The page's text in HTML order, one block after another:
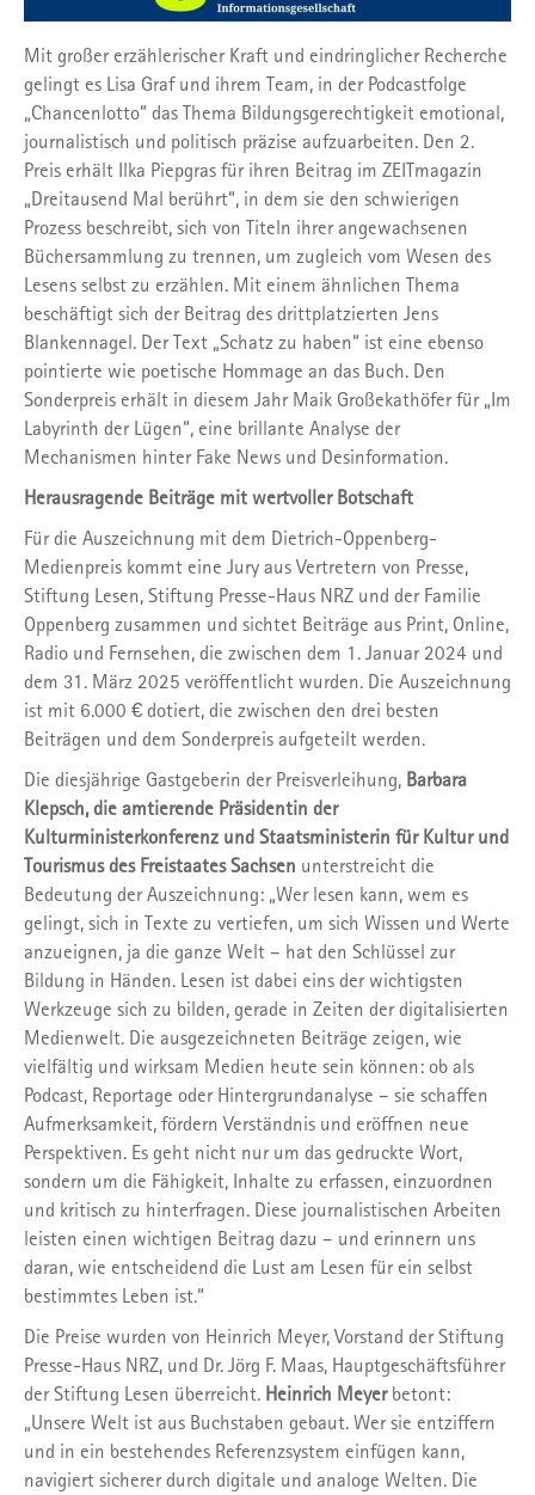
Mit großer erzählerischer Kraft und eindringlicher Recherche
gelingt es Lisa Graf und ihrem Team, in der Podcastfolge
„Chancenlotto“ das Thema Bildungsgerechtigkeit emotional,
journalistisch und politisch präzise aufzuarbeiten. Den 2.
Preis erhält Ilka Piepgras für ihren Beitrag im ZEITmagazin
„Dreitausend Mal berührt“, in dem sie den schwierigen
Prozess beschreibt, sich von Titeln ihrer angewachsenen
Büchersammlung zu trennen, um zugleich vom Wesen des
Lesens selbst zu erzählen. Mit einem ähnlichen Thema
beschäftigt sich der Beitrag des drittplatzierten Jens
Blankennagel. Der Text „Schatz zu haben“ ist eine ebenso
pointierte wie poetische Hommage an das Buch. Den
Sonderpreis erhält in diesem Jahr Maik Großekathöfer für „Im
Labyrinth der Lügen“, eine brillante Analyse der
Mechanismen hinter Fake News und Desinformation.
Herausragende Beiträge mit wertvoller Botschaft
Für die Auszeichnung mit dem Dietrich-Oppenberg-
Medienpreis kommt eine Jury aus Vertretern von Presse,
Stiftung Lesen, Stiftung Presse-Haus NRZ und der Familie
Oppenberg zusammen und sichtet Beiträge aus Print, Online,
Radio und Fernsehen, die zwischen dem 1. Januar 2024 und
dem 31. März 2025 veröffentlicht wurden. Die Auszeichnung
ist mit 6.000 € dotiert, die zwischen den drei besten
Beiträgen und dem Sonderpreis aufgeteilt werden.
Die diesjährige Gastgeberin der Preisverleihung, Barbara
Klepsch, die amtierende Präsidentin der
Kulturministerkonferenz und Staatsministerin für Kultur und
Tourismus des Freistaates Sachsen unterstreicht die
Bedeutung der Auszeichnung: „Wer lesen kann, wem es
gelingt, sich in Texte zu vertiefen, um sich Wissen und Werte
anzueignen, ja die ganze Welt – hat den Schlüssel zur
Bildung in Händen. Lesen ist dabei eins der wichtigsten
Werkzeuge sich zu bilden, gerade in Zeiten der digitalisierten
Medienwelt. Die ausgezeichneten Beiträge zeigen, wie
vielfältig und wirksam Medien heute sein können: ob als
Podcast, Reportage oder Hintergrundanalyse – sie schaffen
Aufmerksamkeit, fördern Verständnis und eröffnen neue
Perspektiven. Es geht nicht nur um das gedruckte Wort,
sondern um die Fähigkeit, Inhalte zu erfassen, einzuordnen
und kritisch zu hinterfragen. Diese journalistischen Arbeiten
leisten einen wichtigen Beitrag dazu – und erinnern uns
daran, wie entscheidend die Lust am Lesen für ein selbst
bestimmtes Leben ist.“
Die Preise wurden von Heinrich Meyer, Vorstand der Stiftung
Presse-Haus NRZ, und Dr. Jörg F. Maas, Hauptgeschäftsführer
der Stiftung Lesen überreicht. Heinrich Meyerbetont:
„Unsere Welt ist aus Buchstaben gebaut. Wer sie entziffern
und in ein bestehendes Referenzsystem einfügen kann,
navigiert sicherer durch digitale und analoge Welten. Die